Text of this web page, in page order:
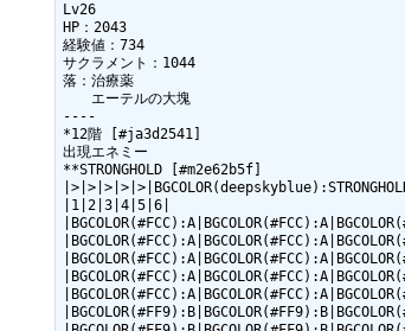
Lv26
HP：2043
経験値：734
サクラメント：1044
落：治療薬
エーテルの大塊
----
*12階 [#ja3d2541]
出現エネミー
**STRONGHOLD [#m2e62b5f]
|1|2|3|4|5|6|